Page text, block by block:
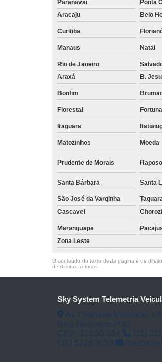
Paranavaí Ponta
Aracaju
Belo
Curitiba
Manaus Natal
Rio de Janeiro
Araxá
B.
Bonfim
Florestal
Itaguara
Matozinhos Moeda
Prudente de Morais
Santa Bárbara Santa
São José da Varginha
Cascavel
Maranguape
Zona Leste
O conteúdo do texto desta página é de
de direitos autorais
Sky System Telemetria